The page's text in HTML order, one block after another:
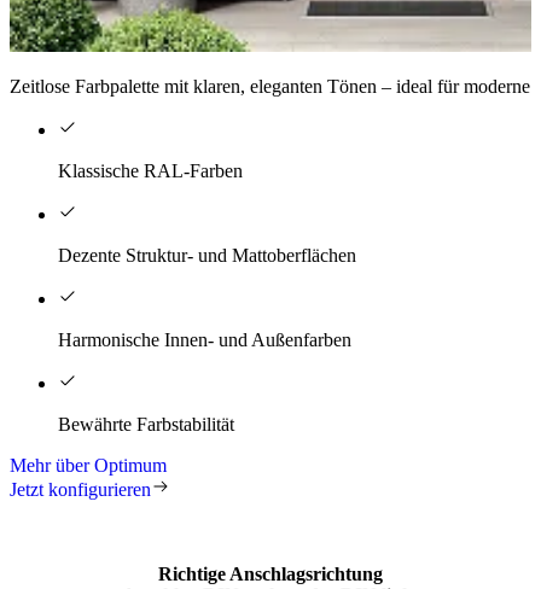
Zeitlose Farbpalette mit klaren, eleganten Tönen – ideal für
Klassische RAL-Farben
Dezente Struktur- und Mattoberflächen
Harmonische Innen- und Außenfarben
Bewährte Farbstabilität
Mehr über Optimum
Jetzt konfigurieren
Richtige Anschlagsrichtung